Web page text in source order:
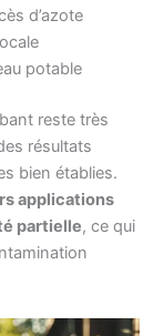
d’azote
potable
reste très
résultats
bien établies.
applications
partielle, ce qui